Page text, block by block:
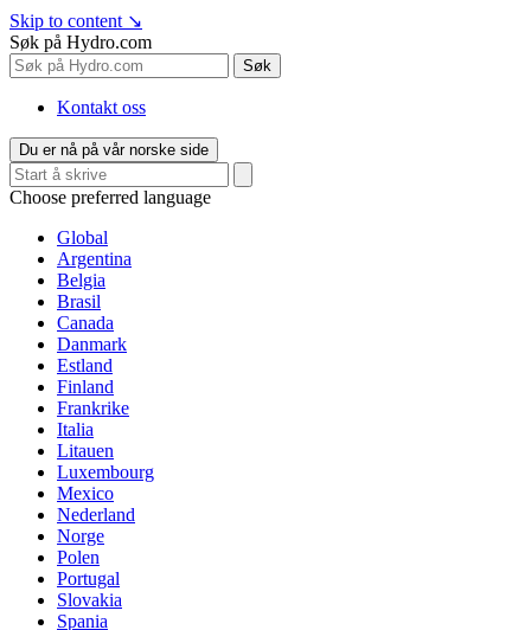
Skip to content ↘
Søk på Hydro.com
Søk
Kontakt oss
Du er nå på vår norske side
Choose preferred language
Global
Argentina
Belgia
Brasil
Canada
Danmark
Estland
Finland
Frankrike
Italia
Litauen
Luxembourg
Mexico
Nederland
Norge
Polen
Portugal
Slovakia
Spania